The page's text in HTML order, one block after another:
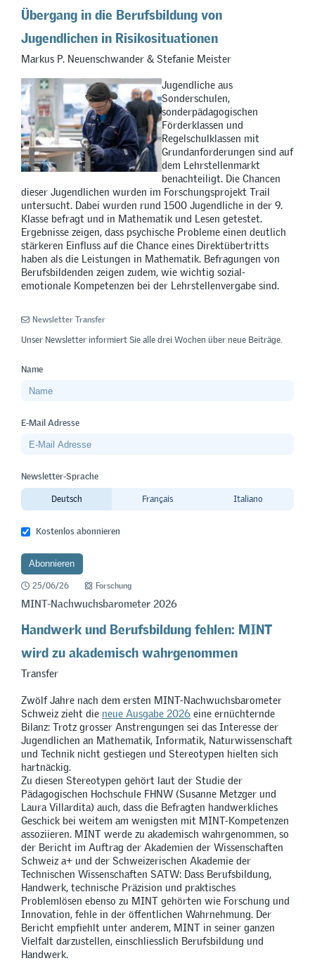
Übergang in die Berufsbildung von
Jugendlichen in Risikosituationen
Markus P. Neuenschwander & Stefanie Meister
Jugendliche aus
Sonderschulen,
sonderpädagogischen
Förderklassen und
Regelschulklassen mit
Grundanforderungen sind auf
dem Lehrstellenmarkt
benachteiligt. Die Chancen
dieser Jugendlichen wurden im Forschungsprojekt Trail
untersucht. Dabei wurden rund 1500 Jugendliche in der 9.
Klasse befragt und in Mathematik und Lesen getestet.
Ergebnisse zeigen, dass psychische Probleme einen deutlich
stärkeren Einfluss auf die Chance eines Direktübertritts
haben als die Leistungen in Mathematik. Befragungen von
Berufsbildenden zeigen zudem, wie wichtig sozial-
emotionale Kompetenzen bei der Lehrstellenvergabe sind.
Newsletter Transfer
Unser Newsletter informiert Sie alle drei Wochen über neue Beiträge.
Name
E-Mail Adresse
Newsletter-Sprache
Deutsch
Français Italiano
Kostenlos abonnieren
25/06/26 Forschung
MINT-Nachwuchsbarometer 2026
Handwerk und Berufsbildung fehlen: MINT
wird zu akademisch wahrgenommen
Transfer
Zwölf Jahre nach dem ersten MINT-Nachwuchsbarometer
Schweiz zieht die neue Ausgabe 2026 eine ernüchternde
Bilanz: Trotz grosser Anstrengungen sei das Interesse der
Jugendlichen an Mathematik, Informatik, Naturwissenschaft
und Technik nicht gestiegen und Stereotypen hielten sich
hartnäckig.
Zu diesen Stereotypen gehört laut der Studie der
Pädagogischen Hochschule FHNW (Susanne Metzger und
Laura Villardita) auch, dass die Befragten handwerkliches
Geschick bei weitem am wenigsten mit MINT-Kompetenzen
assoziieren. MINT werde zu akademisch wahrgenommen, so
der Bericht im Auftrag der Akademien der Wissenschaften
Schweiz a+ und der Schweizerischen Akademie der
Technischen Wissenschaften SATW: Dass Berufsbildung,
Handwerk, technische Präzision und praktisches
Problemlösen ebenso zu MINT gehörten wie Forschung und
Innovation, fehle in der öffentlichen Wahrnehmung. Der
Bericht empfiehlt unter anderem, MINT in seiner ganzen
Vielfalt darzustellen, einschliesslich Berufsbildung und
Handwerk.